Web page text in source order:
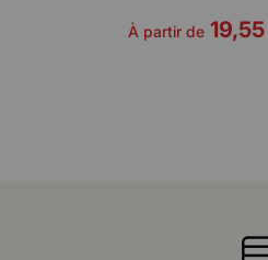
À partir de